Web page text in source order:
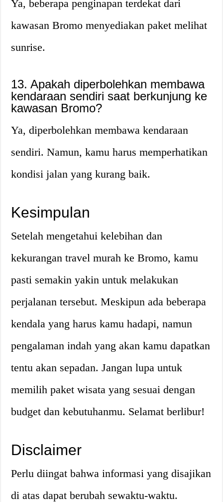
Ya, beberapa penginapan terdekat dari
kawasan Bromo menyediakan paket melihat
sunrise.
13. Apakah diperbolehkan membawa
kendaraan sendiri saat berkunjung ke
kawasan Bromo?
Ya, diperbolehkan membawa kendaraan
sendiri. Namun, kamu harus memperhatikan
kondisi jalan yang kurang baik.
Kesimpulan
Setelah mengetahui kelebihan dan
kekurangan travel murah ke Bromo, kamu
pasti semakin yakin untuk melakukan
perjalanan tersebut. Meskipun ada beberapa
kendala yang harus kamu hadapi, namun
pengalaman indah yang akan kamu dapatkan
tentu akan sepadan. Jangan lupa untuk
memilih paket wisata yang sesuai dengan
budget dan kebutuhanmu. Selamat berlibur!
Disclaimer
Perlu diingat bahwa informasi yang disajikan
di atas dapat berubah sewaktu-waktu.